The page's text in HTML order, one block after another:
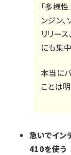
「多様
ンジン
リリー
にも集
本当に
ことは
急いでイン
410を使う